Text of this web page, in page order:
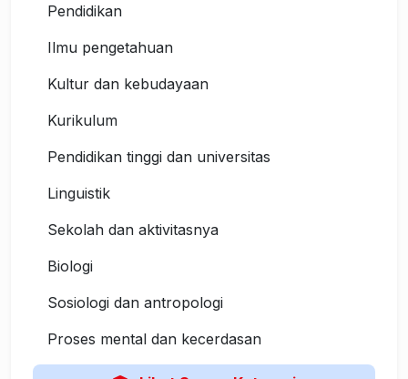
Pendidikan
Ilmu pengetahuan
Kultur dan kebudayaan
Kurikulum
Pendidikan tinggi dan universitas
Linguistik
Sekolah dan aktivitasnya
Biologi
Sosiologi dan antropologi
Proses mental dan kecerdasan